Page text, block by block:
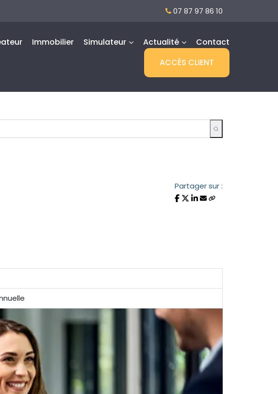
07 87 97 86 10
Immobilier Simulateur Actualité
Contact
ACCÈS CLIENT
Partager sur :